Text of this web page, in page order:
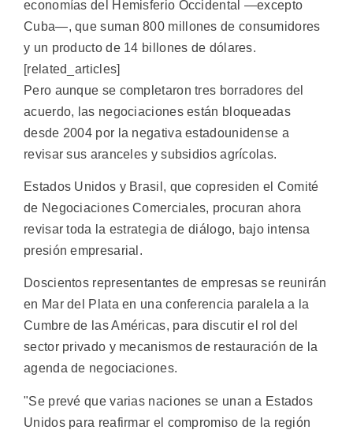
economías del Hemisferio Occidental —excepto
Cuba—, que suman 800 millones de consumidores
y un producto de 14 billones de dólares.
[related_articles]
Pero aunque se completaron tres borradores del
acuerdo, las negociaciones están bloqueadas
desde 2004 por la negativa estadounidense a
revisar sus aranceles y subsidios agrícolas.
Estados Unidos y Brasil, que copresiden el Comité
de Negociaciones Comerciales, procuran ahora
revisar toda la estrategia de diálogo, bajo intensa
presión empresarial.
Doscientos representantes de empresas se reunirán
en Mar del Plata en una conferencia paralela a la
Cumbre de las Américas, para discutir el rol del
sector privado y mecanismos de restauración de la
agenda de negociaciones.
"Se prevé que varias naciones se unan a Estados
Unidos para reafirmar el compromiso de la región